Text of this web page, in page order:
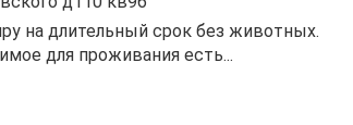
на длительный срок без животных.
для проживания есть...